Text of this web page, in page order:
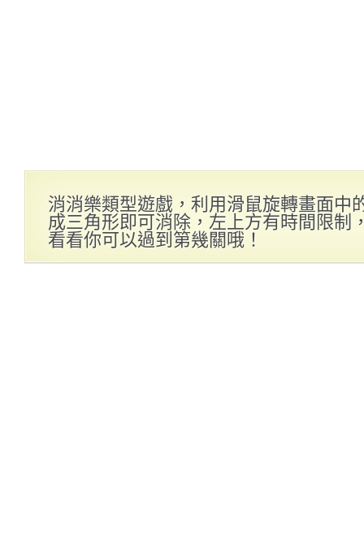
消消樂類型遊戲，利用滑鼠旋轉畫面中
成三角形即可消除，左上方有時間限制
看看你可以過到第幾關哦！